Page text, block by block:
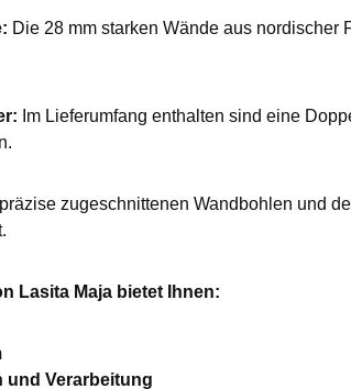
Die 28 mm starken Wände aus nordischer
Im Lieferumfang enthalten sind eine
zugeschnittenen Wandbohlen und
Lasita Maja bietet Ihnen:
und Verarbeitung